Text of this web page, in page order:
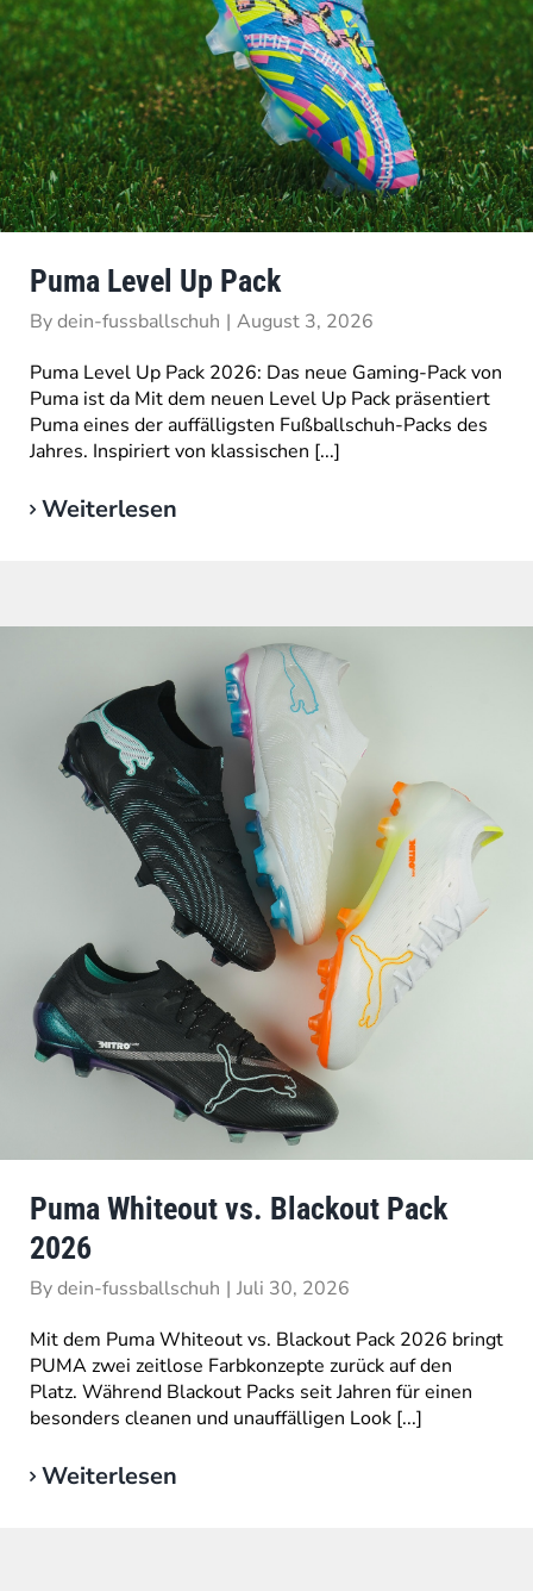
Puma Level Up Pack
Bydein-fussballschuh | August 3, 2026
Puma Level Up Pack 2026: Das neue Gaming-Pack von
Puma ist da Mit dem neuen Level Up Pack präsentiert
Puma eines der auffälligsten Fußballschuh-Packs des
Jahres. Inspiriert von klassischen [...]
Weiterlesen
Puma Whiteout vs. Blackout Pack
2026
Bydein-fussballschuh | Juli 30, 2026
Mit dem Puma Whiteout vs. Blackout Pack 2026 bringt
PUMA zwei zeitlose Farbkonzepte zurück auf den
Platz. Während Blackout Packs seit Jahren für einen
besonders cleanen und unauffälligen Look [...]
Weiterlesen